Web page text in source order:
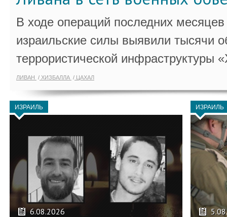
В ходе операций последних
израильские силы выявили тысячи
террористической инфраструктуры
ЛИВАН ХИЗБАЛЛА ЦАХАЛ
ИЗРАИЛЬ
6.08.2026
ИЗРАИЛЬ